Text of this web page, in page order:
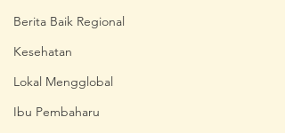
Berita Baik Regional
Kesehatan
Lokal Mengglobal
Ibu Pembaharu